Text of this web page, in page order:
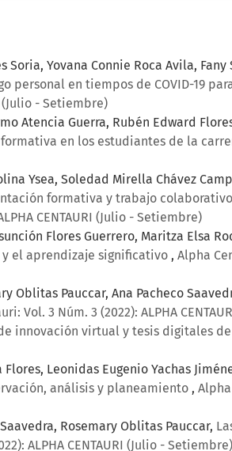
Yovana Connie Roca Avila,
personal en tiempos de COVID-19
(Julio - Setiembre)
Atencia Guerra, Rubén Edward
en los estudiantes de la
Ysea, Soledad Mirella Chávez
formativa y trabajo
CENTAURI (Julio - Setiembre)
Flores Guerrero, Maritza Elsa
el aprendizaje significativo , Alpha
Oblitas Pauccar, Ana Pacheco
Vol. 3 Núm. 3 (2022): ALPHA
innovación virtual y tesis digitales
Leonidas Eugenio Yachas
análisis y planeamiento , Alpha
Rosemary Oblitas Pauccar,
ALPHA CENTAURI (Julio - Setiembre)